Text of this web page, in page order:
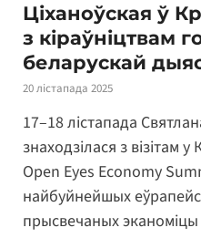
Ціханоўская ў
з кіраўніцтвам
беларускай
20 лістапада 2025
17–18 лістапада
знаходзілася з візітам
Open Eyes Economy
найбуйнейшых
прысвечаных